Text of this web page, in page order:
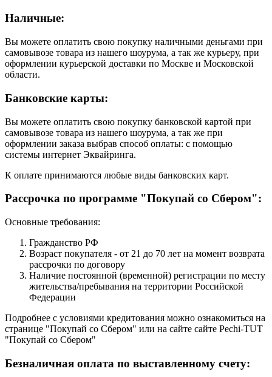
Наличные:
Вы можете оплатить свою покупку наличными деньгами при
самовывозе товара из нашего шоурума, а так же курьеру, при
оформлении курьерской доставки по Москве и Московской
области.
Банковские карты:
Вы можете оплатить свою покупку банковской картой при
самовывозе товара из нашего шоурума, а так же при
оформлении заказа выбрав способ оплаты: с помощью
системы интернет Эквайринга.
К оплате принимаются любые виды банковских карт.
Рассрочка по программе "Покупай со Сбером":
Основные требования:
Гражданство РФ
Возраст покупателя - от 21 до 70 лет на момент возврата
рассрочки по договору
Наличие постоянной (временной) регистрации по месту
жительства/пребывания на территории Российской
Федерации
Подробнее с условиями кредитования можно ознакомиться на
странице "Покупай со Сбером" или на сайте сайте Pechi-TUT
"Покупай со Сбером"
Безналичная оплата по выставленному счету: